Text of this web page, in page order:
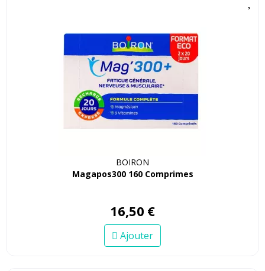
BOIRON
Magapos300 160 Comprimes
16,50 €
Ajouter